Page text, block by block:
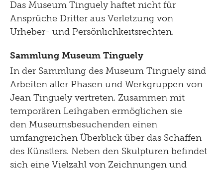
Das Museum Tinguely haftet nicht für
Ansprüche Dritter aus Verletzung von
Urheber- und Persönlichkeitsrechten.
Sammlung Museum Tinguely
In der Sammlung des Museum Tinguely sind
Arbeiten aller Phasen und Werkgruppen von
Jean Tinguely vertreten. Zusammen mit
temporären Leihgaben ermöglichen sie
den Museumsbesuchenden einen
umfangreichen Überblick über das Schaffen
des Künstlers. Neben den Skulpturen befindet
sich eine Vielzahl von Zeichnungen und